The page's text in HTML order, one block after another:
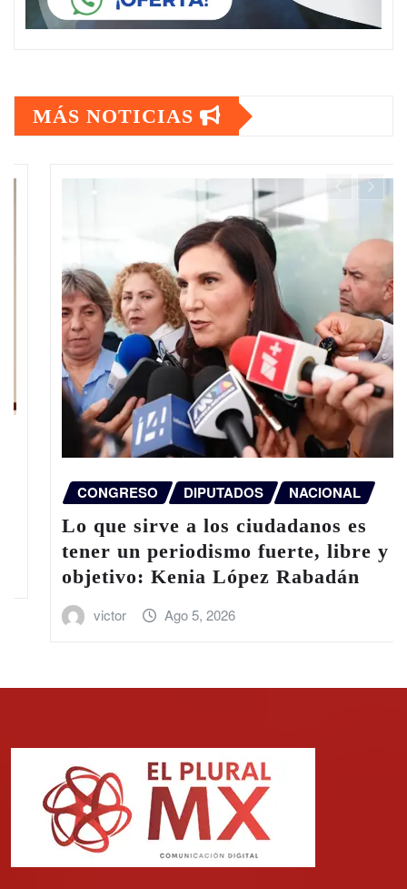
MÁS NOTICIAS
CONGRESO DIPUTADOS NACIONAL
Lo que sirve a los ciudadanos es
tener un periodismo fuerte, libre y
objetivo: Kenia López Rabadán
victor Ago 5, 2026